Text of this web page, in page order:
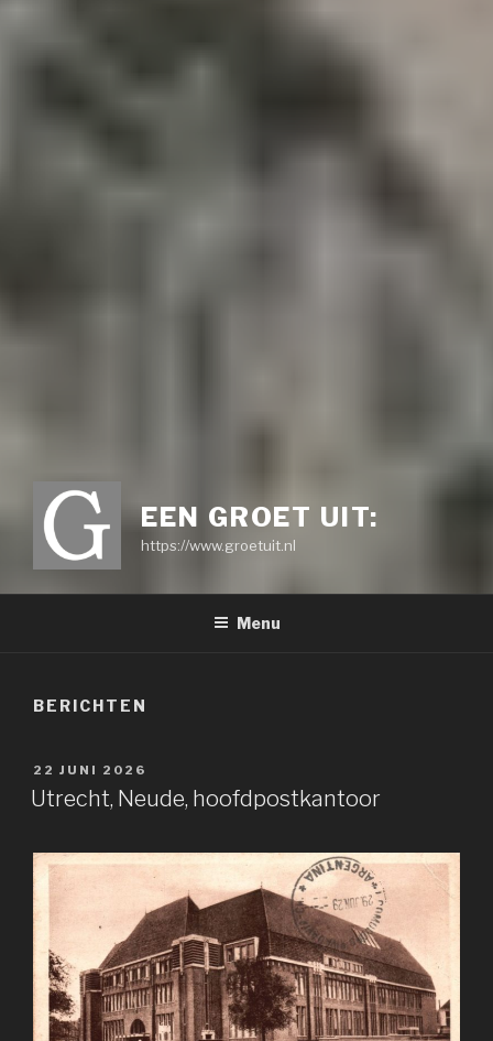
EEN GROET UIT:
https://www.groetuit.nl
Menu
BERICHTEN
GEPLAATST
OP
22 JUNI 2026
Utrecht, Neude, hoofdpostkantoor